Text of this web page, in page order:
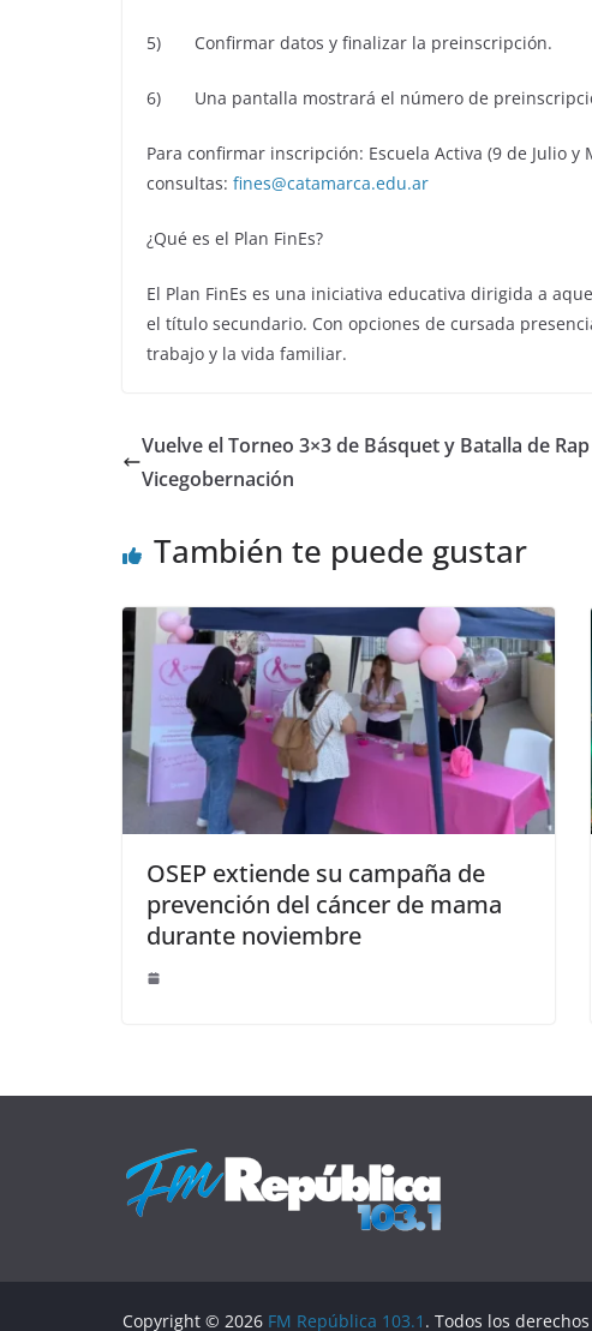
5) Confirmar datos y finalizar la preinscripción.
6) Una pantalla mostrará el número de
Para confirmar inscripción: Escuela Activa (9 de Julio
consultas: fines@catamarca.edu.ar
¿Qué es el Plan FinEs?
El Plan FinEs es una iniciativa educativa dirigida a
el título secundario. Con opciones de cursada
trabajo y la vida familiar.
Vuelve el Torneo 3×3 de Básquet y Batalla de
Vicegobernación
También te puede gustar
OSEP extiende su campaña de
prevención del cáncer de mama
durante noviembre
Copyright © 2026 FM República 103.1 . Todos los